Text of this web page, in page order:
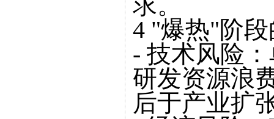
4 "爆热"阶
- 技术风险
研发资源浪
后于产业扩